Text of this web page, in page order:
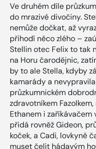
Ve druhém díle
do mrazivé divočiny.
nemůže dočkat, až
přihodí něco zlého –
Stellin otec Felix to tak
na Horu čarodějnic,
by to ale Stella, kdyby
kamarády a
průzkumnickém
zdravotníkem
Ethanem i zaříkávačem
přidá rovněž Gideon,
koček, a Cadi, lovkyně
muset čelit hádavým